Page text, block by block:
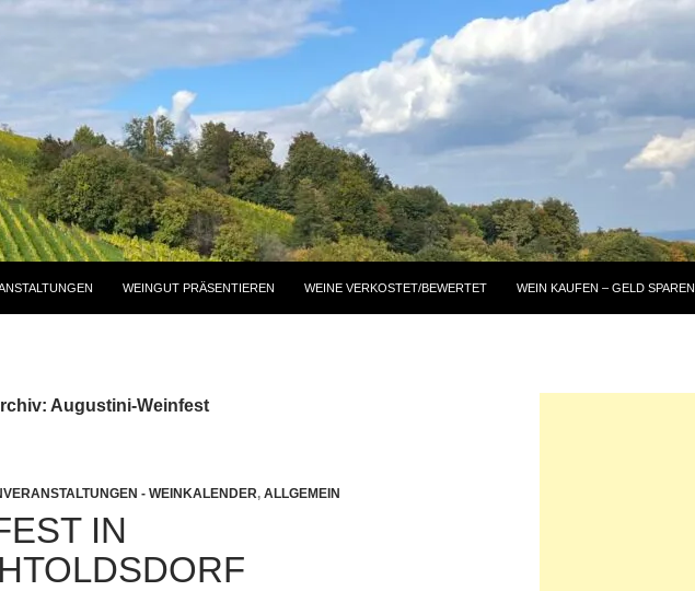
WEINGUT PRÄSENTIEREN WEINE VERKOSTET/BEWERTET WEIN KAUFEN – GELD SPAREN
Augustini-Weinfest
- WEINKALENDER, ALLGEMEIN
IN